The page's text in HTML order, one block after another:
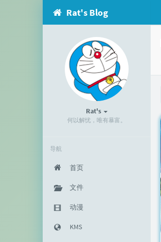
Rat's Blog
Rat's
何以解忧，唯有暴富。
导航
首页
文件
动漫
KMS